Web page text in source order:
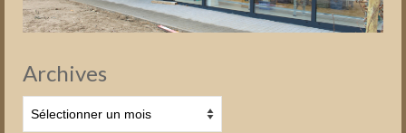
Archives